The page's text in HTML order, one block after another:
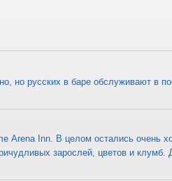
но русских в баре обслуживают в
Arena Inn. В целом остались очень
зарослей, цветов и